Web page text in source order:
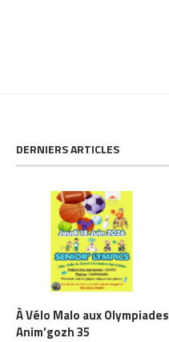
DERNIERS ARTICLES
À Vélo Malo aux Olympiades
Anim’gozh 35